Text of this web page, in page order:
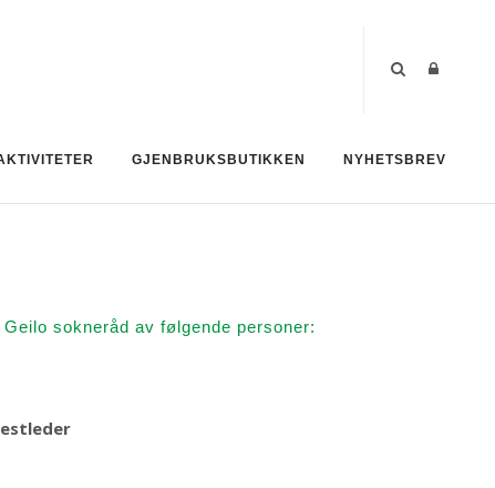
GJENBRUKSBUTIKKEN NYHETSBREV
sokneråd av følgende personer: